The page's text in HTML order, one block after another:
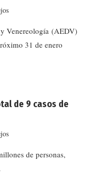
Venereología (AEDV)
31 de enero
de 9 casos de
de personas,